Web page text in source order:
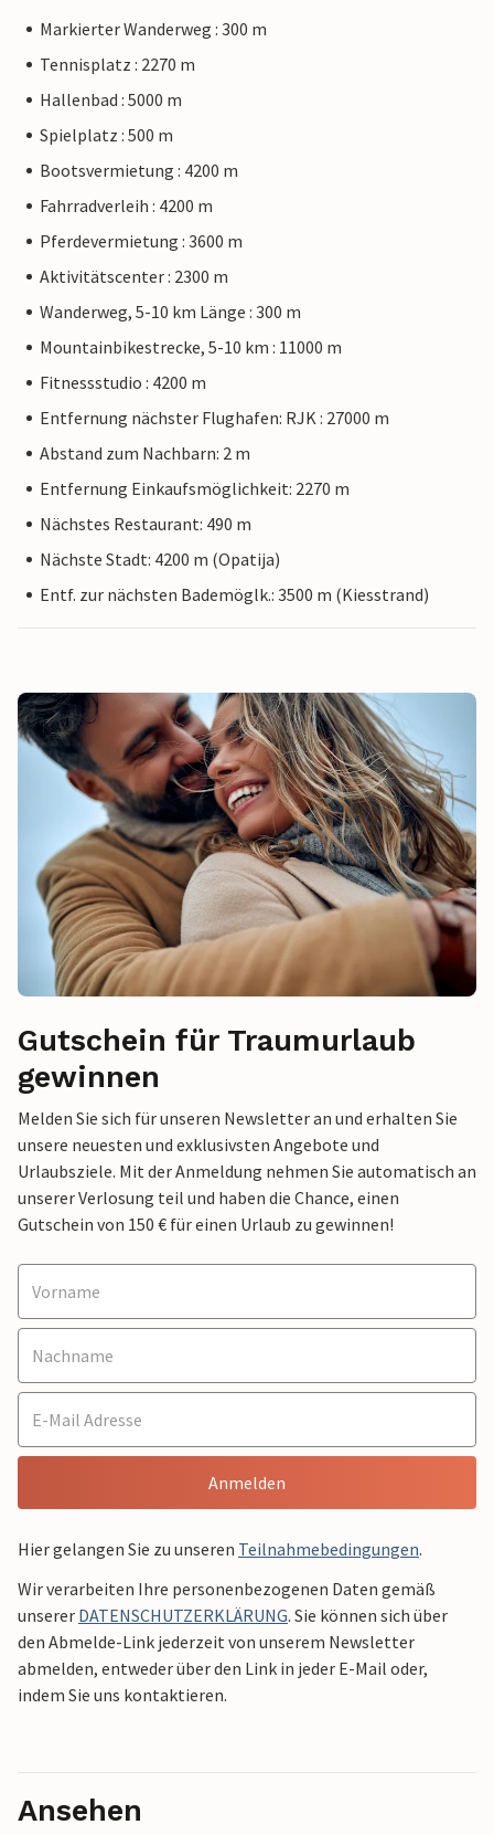
Markierter Wanderweg : 300 m
Tennisplatz : 2270 m
Hallenbad : 5000 m
Spielplatz : 500 m
Bootsvermietung : 4200 m
Fahrradverleih : 4200 m
Pferdevermietung : 3600 m
Aktivitätscenter : 2300 m
Wanderweg, 5-10 km Länge : 300 m
Mountainbikestrecke, 5-10 km : 11000 m
Fitnessstudio : 4200 m
Entfernung nächster Flughafen: RJK : 27000 m
Abstand zum Nachbarn: 2 m
Entfernung Einkaufsmöglichkeit: 2270 m
Nächstes Restaurant: 490 m
Nächste Stadt: 4200 m (Opatija)
Entf. zur nächsten Bademöglk.: 3500 m (Kiesstrand)
Gutschein für Traumurlaub
gewinnen
Melden Sie sich für unseren Newsletter an und erhalten Sie
unsere neuesten und exklusivsten Angebote und
Urlaubsziele. Mit der Anmeldung nehmen Sie automatisch an
unserer Verlosung teil und haben die Chance, einen
Gutschein von 150 € für einen Urlaub zu gewinnen!
Anmelden
Hier gelangen Sie zu unseren Teilnahmebedingungen.
Wir verarbeiten Ihre personenbezogenen Daten gemäß
unserer DATENSCHUTZERKLÄRUNG. Sie können sich über
den Abmelde-Link jederzeit von unserem Newsletter
abmelden, entweder über den Link in jeder E-Mail oder,
indem Sie uns kontaktieren.
Ansehen